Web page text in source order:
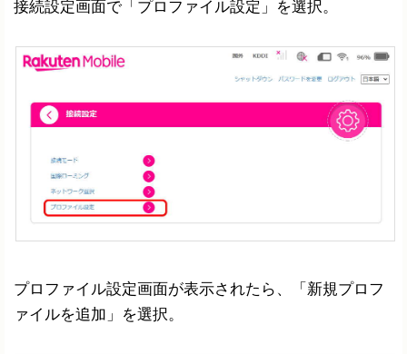
接続設定画面で「プロファイル設定」を選択。
プロファイル設定画面が表示されたら、「新規プロフ
ァイルを追加」を選択。